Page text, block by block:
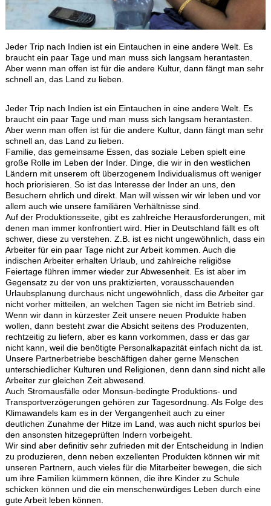
Jeder Trip nach Indien ist ein Eintauchen in eine andere Welt. Es
braucht ein paar Tage und man muss sich langsam herantasten.
Aber wenn man offen ist für die andere Kultur, dann fängt man sehr
schnell an, das Land zu lieben.
Jeder Trip nach Indien ist ein Eintauchen in eine andere Welt. Es
braucht ein paar Tage und man muss sich langsam herantasten.
Aber wenn man offen ist für die andere Kultur, dann fängt man sehr
schnell an, das Land zu lieben.
Familie, das gemeinsame Essen, das soziale Leben spielt eine
große Rolle im Leben der Inder. Dinge, die wir in den westlichen
Ländern mit unserem oft überzogenem Individualismus oft weniger
hoch priorisieren. So ist das Interesse der Inder an uns, den
Besuchern ehrlich und direkt. Man will wissen wir wir leben und vor
allem auch wie unsere familiären Verhältnisse sind.
Auf der Produktionsseite, gibt es zahlreiche Herausforderungen, mit
denen man immer konfrontiert wird. Hier in Deutschland fällt es oft
schwer, diese zu verstehen. Z.B. ist es nicht ungewöhnlich, dass ein
Arbeiter für ein paar Tage nicht zur Arbeit kommen. Auch die
indischen Arbeiter erhalten Urlaub, und zahlreiche religiöse
Feiertage führen immer wieder zur Abwesenheit. Es ist aber im
Gegensatz zu der von uns praktizierten, vorausschauenden
Urlaubsplanung durchaus nicht ungewöhnlich, dass die Arbeiter gar
nicht vorher mitteilen, an welchen Tagen sie nicht im Betrieb sind.
Wenn wir dann in kürzester Zeit unsere neuen Produkte haben
wollen, dann besteht zwar die Absicht seitens des Produzenten,
rechtzeitig zu liefern, aber es kann vorkommen, dass er das gar
nicht kann, weil die benötigte Personalkapazität einfach nicht da ist.
Unsere Partnerbetriebe beschäftigen daher gerne Menschen
unterschiedlicher Kulturen und Religionen, denn dann sind nicht alle
Arbeiter zur gleichen Zeit abwesend.
Auch Stromausfälle oder Monsun-bedingte Produktions- und
Transportverzögerungen gehören zur Tagesordnung. Als Folge des
Klimawandels kam es in der Vergangenheit auch zu einer
deutlichen Zunahme der Hitze im Land, was auch nicht spurlos bei
den ansonsten hitzegeprüften Indern vorbeigeht.
Wir sind aber definitiv sehr zufrieden mit der Entscheidung in Indien
zu produzieren, denn neben exzellenten Produkten können wir mit
unseren Partnern, auch vieles für die Mitarbeiter bewegen, die sich
um ihre Familien kümmern können, die ihre Kinder zu Schule
schicken können und die ein menschenwürdiges Leben durch eine
gute Arbeit leben können.